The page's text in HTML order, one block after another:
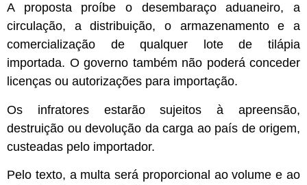
A proposta proíbe o desembaraço aduaneiro, a
circulação, a distribuição, o armazenamento e a
comercialização de qualquer lote de tilápia
importada. O governo também não poderá conceder
licenças ou autorizações para importação.
Os infratores estarão sujeitos à apreensão,
destruição ou devolução da carga ao país de origem,
custeadas pelo importador.
Pelo texto, a multa será proporcional ao volume e ao